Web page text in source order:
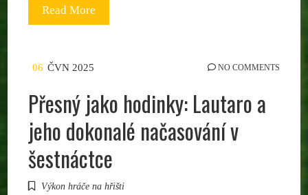
Read More
06 ČVN 2025 NO COMMENTS
Přesný jako hodinky: Lautaro a
jeho dokonalé načasování v
šestnáctce
Výkon hráče na hřišti